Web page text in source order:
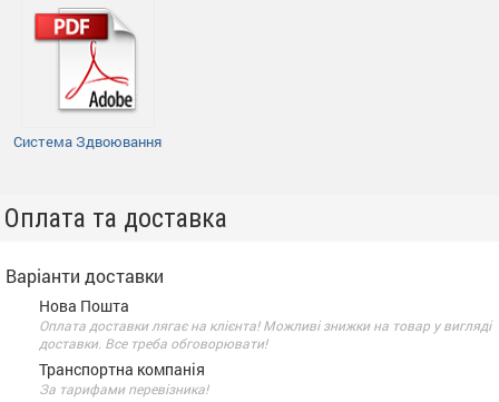
Система Здвоювання
Оплата та доставка
Варіанти доставки
Нова Пошта
Оплата доставки лягає на клієнта! Можливі знижки на товар у вигляді
доставки. Все треба обговорювати!
Транспортна компанія
За тарифами перевізника!